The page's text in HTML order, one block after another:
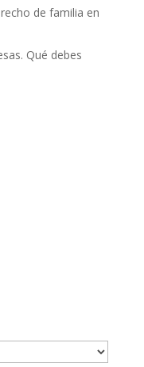
de familia en
Qué debes